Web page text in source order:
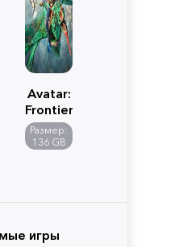
Avatar:
Frontiers
of
Pandora
Размер:
136 GB
игры